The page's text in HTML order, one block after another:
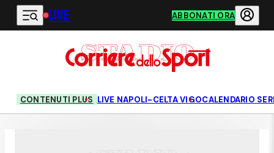
Vai al contenuto principale
LIVE ABBONATI ORA
CONTENUTI PLUS LIVE NAPOLI-CELTA VIGOCALENDARIO